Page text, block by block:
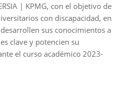
| KPMG, con el objetivo de
con discapacidad, en
sus conocimientos a
clave y potencien su
el curso académico 2023-